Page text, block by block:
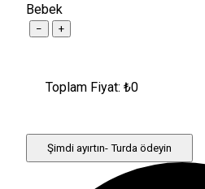
Bebek
− +
Toplam Fiyat: ₺0
Şimdi ayırtın- Turda ödeyin